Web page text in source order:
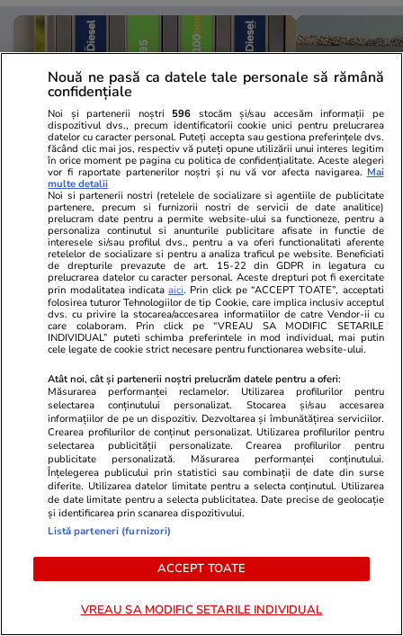
Mediafax.ro
NOI SCUMPIRI la carburanți.
Motorina sare de 10 lei pe litru la
Petrom și Rompetrol
StirileKanalD.ro
Femeie
făcea plajă:
PROMO
Advertorial
Smart is the new chic: Cum ne
Advertorial
Înscrie-te
Nouă ne pasă ca datele tale personale să rămână
confidențiale
Noi și partenerii noștri 596 stocăm și/sau accesăm informații pe
dispozitivul dvs., precum identificatorii cookie unici pentru prelucrarea
datelor cu caracter personal. Puteți accepta sau gestiona preferințele dvs.
făcând clic mai jos, respectiv vă puteți opune utilizării unui interes legitim
în orice moment pe pagina cu politica de confidențialitate. Aceste alegeri
vor fi raportate partenerilor noștri și nu vă vor afecta navigarea. Mai
multe detalii
Noi si partenerii nostri (retelele de socializare si agentiile de publicitate
partenere, precum si furnizorii nostri de servicii de date analitice)
prelucram date pentru a permite website-ului sa functioneze, pentru a
personaliza continutul si anunturile publicitare afisate in functie de
interesele si/sau profilul dvs., pentru a va oferi functionalitati aferente
retelelor de socializare si pentru a analiza traficul pe website. Beneficiati
de drepturile prevazute de art. 15-22 din GDPR in legatura cu
prelucrarea datelor cu caracter personal. Aceste drepturi pot fi exercitate
prin modalitatea indicataaici. Prin click pe “ACCEPT TOATE”, acceptati
folosirea tuturor Tehnologiilor de tip Cookie, care implica inclusiv acceptul
dvs. cu privire la stocarea/accesarea informatiilor de catre Vendor-ii cu
care colaboram. Prin click pe “VREAU SA MODIFIC SETARILE
INDIVIDUAL” puteti schimba preferintele in mod individual, mai putin
cele legate de cookie strict necesare pentru functionarea website-ului.
Atât noi, cât și partenerii noștri prelucrăm datele pentru a oferi:
Măsurarea performanței reclamelor. Utilizarea profilurilor pentru
selectarea conținutului personalizat. Stocarea și/sau accesarea
informațiilor de pe un dispozitiv. Dezvoltarea și îmbunătățirea serviciilor.
Crearea profilurilor de conținut personalizat. Utilizarea profilurilor pentru
selectarea publicității personalizate. Crearea profilurilor pentru
publicitate personalizată. Măsurarea performanței conținutului.
Înțelegerea publicului prin statistici sau combinații de date din surse
diferite. Utilizarea datelor limitate pentru a selecta conținutul. Utilizarea
de date limitate pentru a selecta publicitatea. Date precise de geolocație
și identificarea prin scanarea dispozitivului.
Listă parteneri (furnizori)
ACCEPT TOATE
VREAU SA MODIFIC SETARILE INDIVIDUAL